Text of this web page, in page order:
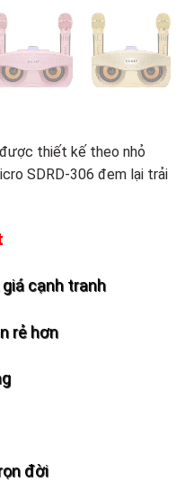
thiết kế theo nhỏ
SDRD-306 đem lại trải
giá cạnh tranh
rẻ hơn
đời